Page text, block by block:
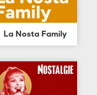
La Nosta Family